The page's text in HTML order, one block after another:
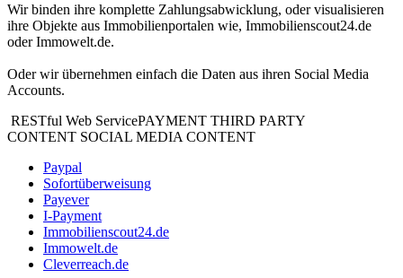
Wir binden ihre komplette Zahlungsabwicklung, oder visualisieren
ihre Objekte aus Immobilienportalen wie, Immobilienscout24.de
oder Immowelt.de.
Oder wir übernehmen einfach die Daten aus ihren Social Media
Accounts.
RESTful Web ServicePAYMENT THIRD PARTY
CONTENT SOCIAL MEDIA CONTENT
Paypal
Sofortüberweisung
Payever
I-Payment
Immobilienscout24.de
Immowelt.de
Cleverreach.de